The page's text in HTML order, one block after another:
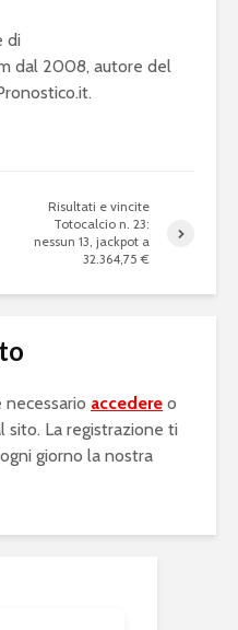
di
dal 2008, autore del
Risultati e vincite
Totocalcio n. 23:
nessun 13, jackpot a
32.364,75 €
accedere o
sito. La registrazione ti
giorno la nostra